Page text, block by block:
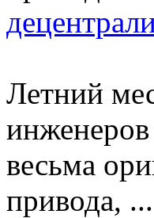
Летний
весьма
привода, ...